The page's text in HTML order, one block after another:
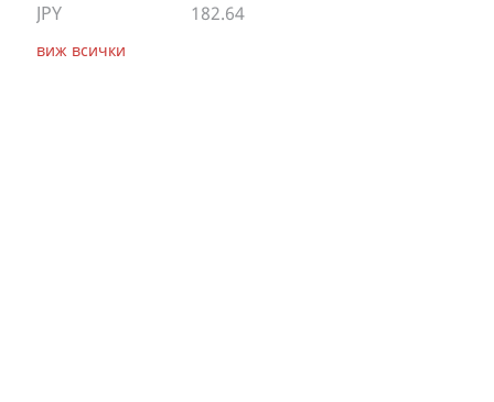
JPY
182.64
виж всички